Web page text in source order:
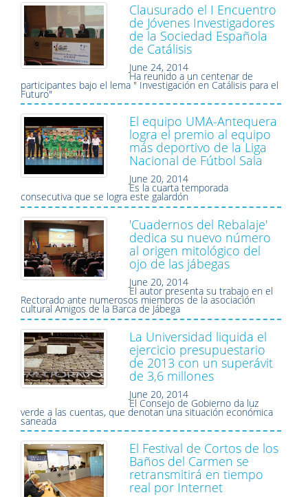
Clausurado el I Encuentro
de Jóvenes Investigadores
de la Sociedad Española
de Catálisis
June 24, 2014
Ha reunido a un centenar de
participantes bajo el lema " Investigación en Catálisis para el
Futuro"
El equipo UMA-Antequera
logra el premio al equipo
más deportivo de la Liga
Nacional de Fútbol Sala
June 20, 2014
Es la cuarta temporada
consecutiva que se logra este galardón
'Cuadernos del Rebalaje'
dedica su nuevo número
al origen mitológico del
ojo de las jábegas
June 20, 2014
El autor presenta su trabajo en el
Rectorado ante numerosos miembros de la asociación
cultural Amigos de la Barca de Jábega
La Universidad liquida el
ejercicio presupuestario
de 2013 con un superávit
de 3,6 millones
June 20, 2014
El Consejo de Gobierno da luz
verde a las cuentas, que denotan una situación económica
saneada
El Festival de Cortos de los
Baños del Carmen se
retransmitirá en tiempo
real por Internet